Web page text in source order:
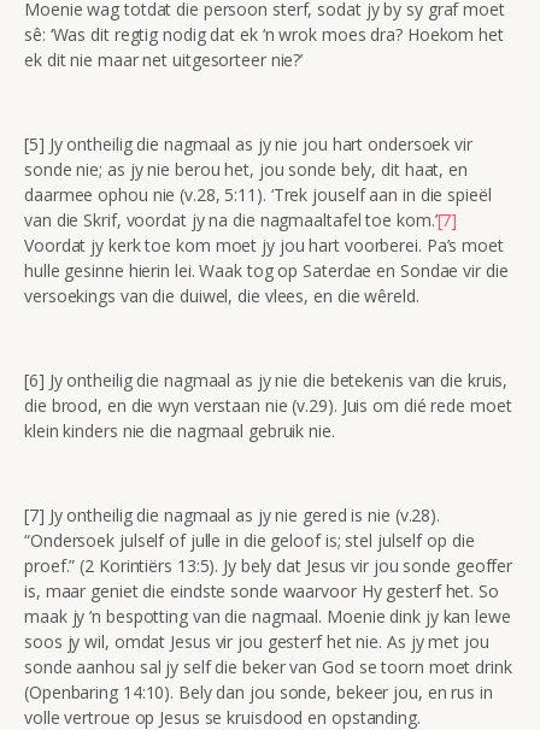
Moenie wag totdat die persoon sterf, sodat jy by sy graf moet
sê: ‘Was dit regtig nodig dat ek ‘n wrok moes dra? Hoekom het
ek dit nie maar net uitgesorteer nie?’
[5] Jy ontheilig die nagmaal as jy nie jou hart ondersoek vir
sonde nie; as jy nie berou het, jou sonde bely, dit haat, en
daarmee ophou nie (v.28, 5:11). ‘Trek jouself aan in die spieël
van die Skrif, voordat jy na die nagmaaltafel toe kom.’[7]
Voordat jy kerk toe kom moet jy jou hart voorberei. Pa’s moet
hulle gesinne hierin lei. Waak tog op Saterdae en Sondae vir die
versoekings van die duiwel, die vlees, en die wêreld.
[6] Jy ontheilig die nagmaal as jy nie die betekenis van die kruis,
die brood, en die wyn verstaan nie (v.29). Juis om dié rede moet
klein kinders nie die nagmaal gebruik nie.
[7] Jy ontheilig die nagmaal as jy nie gered is nie (v.28).
“Ondersoek julself of julle in die geloof is; stel julself op die
proef.” (2 Korintiërs 13:5). Jy bely dat Jesus vir jou sonde geoffer
is, maar geniet die eindste sonde waarvoor Hy gesterf het. So
maak jy ‘n bespotting van die nagmaal. Moenie dink jy kan lewe
soos jy wil, omdat Jesus vir jou gesterf het nie. As jy met jou
sonde aanhou sal jy self die beker van God se toorn moet drink
(Openbaring 14:10). Bely dan jou sonde, bekeer jou, en rus in
volle vertroue op Jesus se kruisdood en opstanding.